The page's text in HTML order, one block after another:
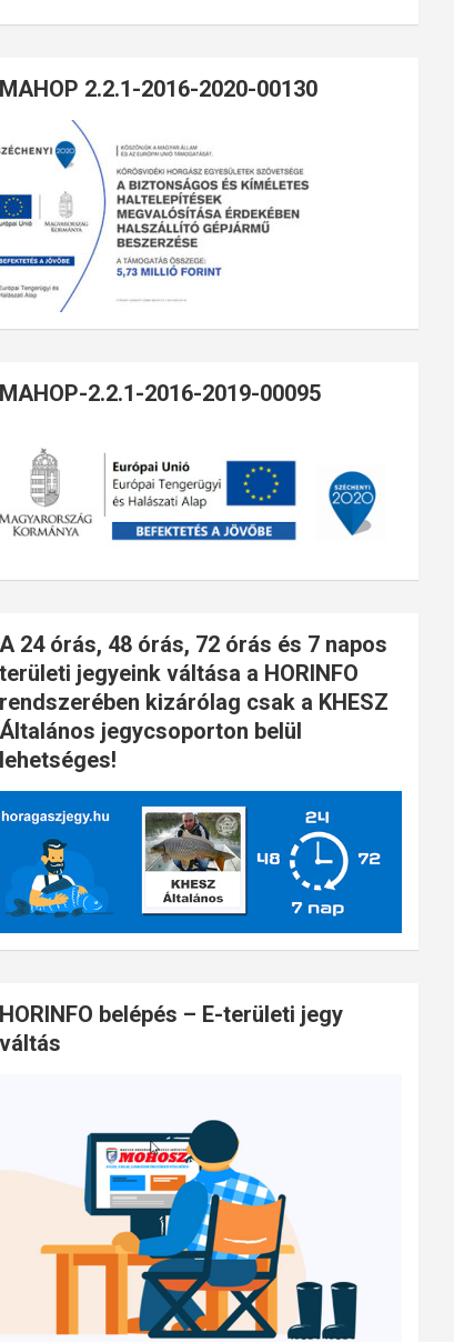
MAHOP 2.2.1-2016-2020-00130
MAHOP-2.2.1-2016-2019-00095
A 24 órás, 48 órás, 72 órás és 7 napos
területi jegyeink váltása a HORINFO
rendszerében kizárólag csak a KHESZ
Általános jegycsoporton belül
lehetséges!
HORINFO belépés – E-területi jegy
váltás